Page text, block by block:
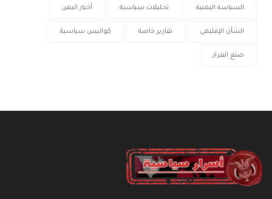
السياسة اليمنية تحليلات سياسية أخبار اليمن
الشأن الإقليمي تقارير خاصة كواليس سياسية
صنع القرار